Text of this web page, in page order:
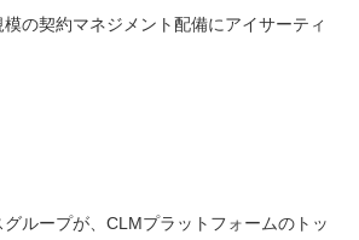
の契約マネジメント配備にアイサーティ
グループが、CLMプラットフォームのトッ